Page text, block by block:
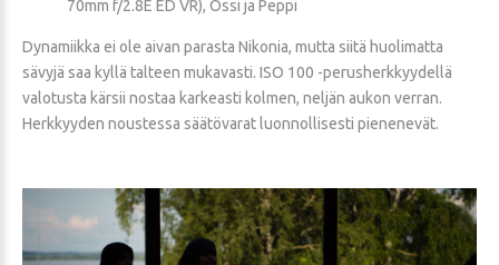
70mm f/2.8E ED VR), Ossi ja Peppi
Dynamiikka ei ole aivan parasta Nikonia, mutta siitä huolimatta
sävyjä saa kyllä talteen mukavasti. ISO 100 -perusherkkyydellä
valotusta kärsii nostaa karkeasti kolmen, neljän aukon verran.
Herkkyyden noustessa säätövarat luonnollisesti pienenevät.